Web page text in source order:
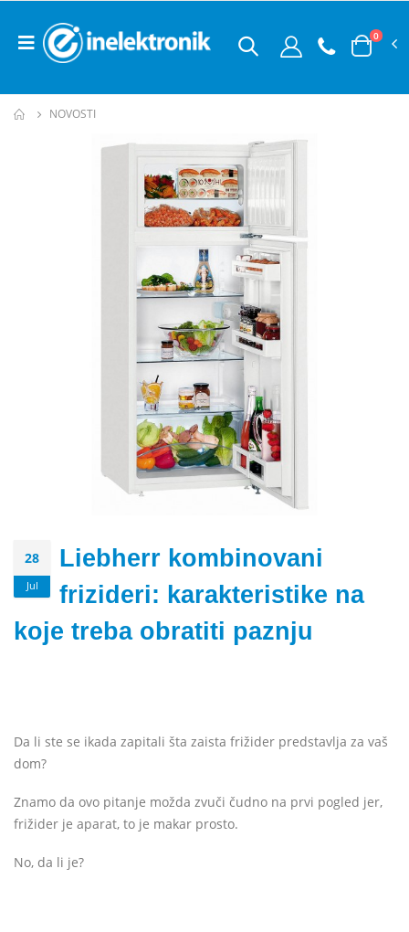
0
NOVOSTI
28
Jul
Liebherr kombinovani
frizideri: karakteristike na
koje treba obratiti paznju
Da li ste se ikada zapitali šta zaista frižider predstavlja za vaš
dom?
Znamo da ovo pitanje možda zvuči čudno na prvi pogled jer,
frižider je aparat, to je makar prosto.
No, da li je?